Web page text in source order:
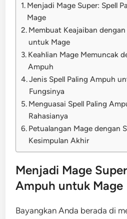
Menjadi Mage Super: Spell
Mage
Membuat Keajaiban
untuk Mage
Keahlian Mage Memuncak
Ampuh
Jenis Spell Paling Ampuh
Fungsinya
Menguasai Spell Paling
Rahasianya
Petualangan Mage dengan
Kesimpulan Akhir
Menjadi Mage
Ampuh untuk Mage
Bayangkan Anda berada di